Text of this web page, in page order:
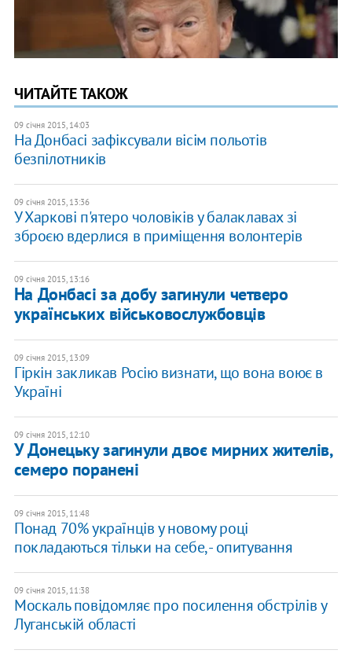
ЧИТАЙТЕ ТАКОЖ
09 січня 2015, 14:03
На Донбасі зафіксували вісім польотів
безпілотників
09 січня 2015, 13:36
У Харкові п'ятеро чоловіків у балаклавах зі
зброєю вдерлися в приміщення волонтерів
09 січня 2015, 13:16
На Донбасі за добу загинули четверо
українських військовослужбовців
09 січня 2015, 13:09
Гіркін закликав Росію визнати, що вона воює в
Україні
09 січня 2015, 12:10
У Донецьку загинули двоє мирних жителів,
семеро поранені
09 січня 2015, 11:48
Понад 70% українців у новому році
покладаються тільки на себе, - опитування
09 січня 2015, 11:38
Москаль повідомляє про посилення обстрілів у
Луганській області